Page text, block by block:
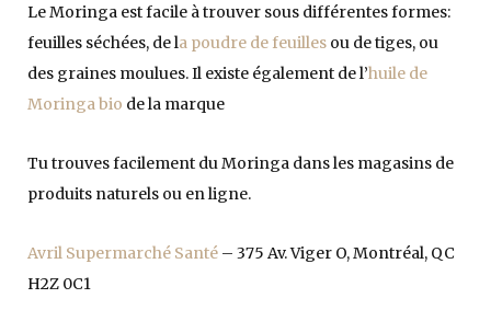
Le Moringa est facile à trouver sous différentes formes:
feuilles séchées, de la poudre de feuilles ou de tiges, ou
des graines moulues. Il existe également de l’huile de
Moringa bio de la marque
Tu trouves facilement du Moringa dans les magasins de
produits naturels ou en ligne.
Avril Supermarché Santé – 375 Av. Viger O, Montréal, QC
H2Z 0C1